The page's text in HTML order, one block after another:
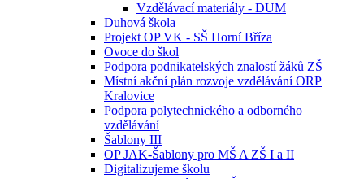
Vzdělávací materiály - DUM
Duhová škola
Projekt OP VK - SŠ Horní Bříza
Ovoce do škol
Podpora podnikatelských znalostí žáků ZŠ
Místní akční plán rozvoje vzdělávání ORP
Kralovice
Podpora polytechnického a odborného
vzdělávání
Šablony III
OP JAK-Šablony pro MŠ A ZŠ I a II
Digitalizujeme školu